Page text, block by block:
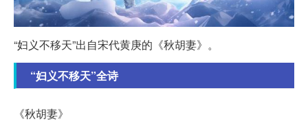
“妇义不移天”出自宋代黄庚的《秋胡妻》。
“妇义不移天”全诗
《秋胡妻》